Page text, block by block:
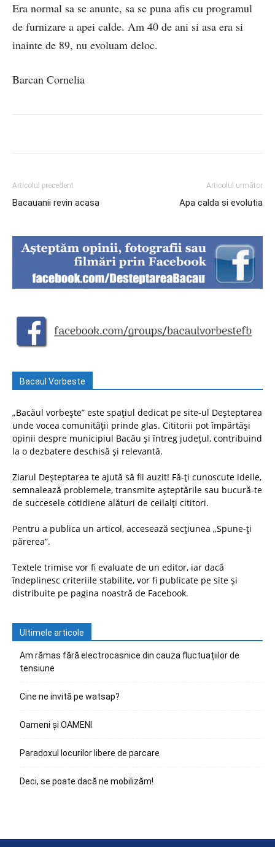
Era normal sa se anunte, sa se puna afis cu programul
de furnizare a apei calde. Am 40 de ani si asa era si
inainte de 89, nu evoluam deloc.
Barcan Cornelia
Articolul precedent
Bacauanii revin acasa
Articolul următor
Apa calda si evolutia
Bacaul Vorbeste
„Bacăul vorbește” este spațiul dedicat pe site-ul Deșteptarea
unde vocea comunității prinde glas. Cititorii pot împărtăși
opinii despre municipiul Bacău și întreg județul, contribuind
la o dezbatere deschisă și relevantă.
Ziarul Deșteptarea te ajută să fii auzit! Fă-ți cunoscute ideile,
semnalează problemele, transmite așteptările sau bucură-te
de succesele cotidiene alături de ceilalți cititori.
Pentru a publica un articol, accesează secțiunea „Spune-ți
părerea”.
Textele trimise vor fi evaluate de un editor, iar dacă
îndeplinesc criteriile stabilite, vor fi publicate pe site și
distribuite pe pagina noastră de Facebook.
Ultimele articole
Am rămas fără electrocasnice din cauza fluctuațiilor de
tensiune
Cine ne invită pe watsap?
Oameni și OAMENI
Paradoxul locurilor libere de parcare
Deci, se poate dacă ne mobilizăm!